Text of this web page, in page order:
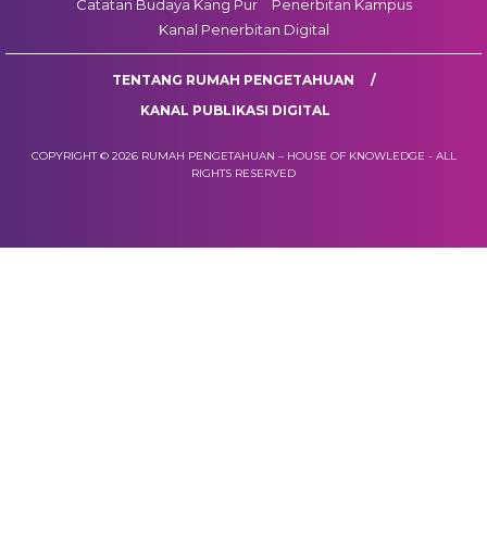
Catatan Budaya Kang Pur
Penerbitan Kampus
Kanal Penerbitan Digital
TENTANG RUMAH PENGETAHUAN
KANAL PUBLIKASI DIGITAL
COPYRIGHT © 2026 RUMAH PENGETAHUAN – HOUSE OF KNOWLEDGE - ALL
RIGHTS RESERVED